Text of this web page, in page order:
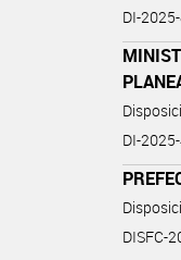
DI-
DI-
DISFC-